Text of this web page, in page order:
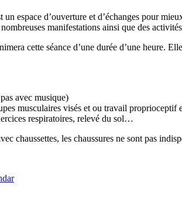
espace d’ouverture et d’échanges pour
manifestations ainsi que des
cette séance d’une durée d’une heure.
avec musique)
musculaires visés et ou travail proprioceptif
respiratoires, relevé du sol…
chaussettes, les chaussures ne sont pas